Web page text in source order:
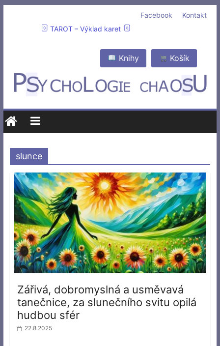
Kontakt
Facebook
TAROT – Výklad karet
Košík
Knihy
slunce
Zářivá, dobromyslná a usměvavá
tanečnice, za slunečního svitu opilá
hudbou sfér
22.8.2025